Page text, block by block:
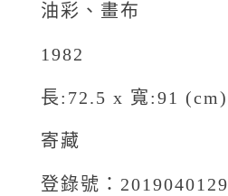
油彩、畫布
1982
長:72.5 x 寬:91 (cm)
寄藏
登錄號：2019040129